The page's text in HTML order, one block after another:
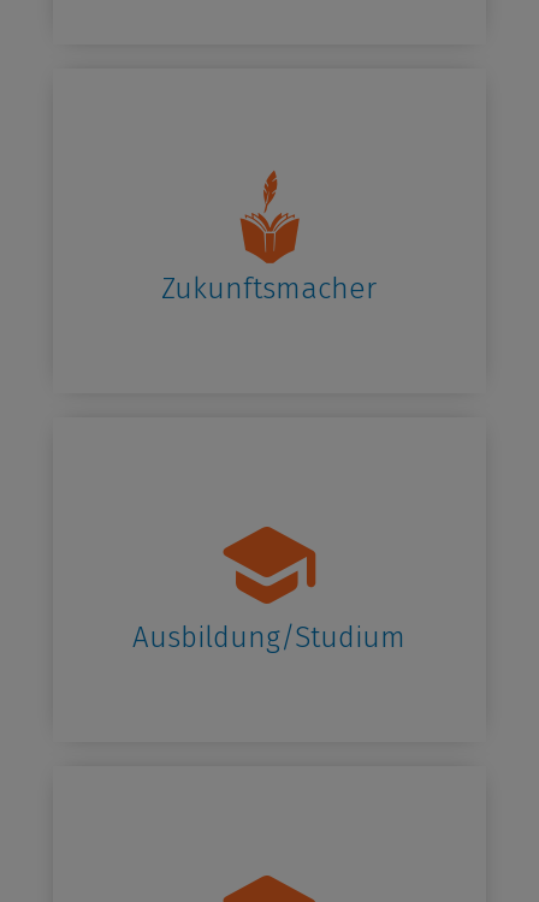
Zukunftsmacher
Ausbildung/Studium